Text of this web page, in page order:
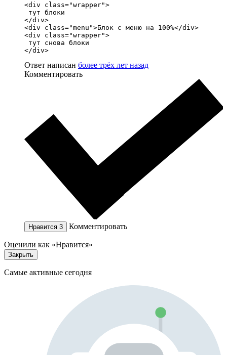
<div class="wrapper">
тут блоки
</div>
<div class="menu">Блок с меню на 100%</div>
<div class="wrapper">
тут снова блоки
</div>
Ответ написан более трёх лет назад
Комментировать
Нравится 3 Комментировать
Оценили как «Нравится»
Закрыть
Самые активные сегодня